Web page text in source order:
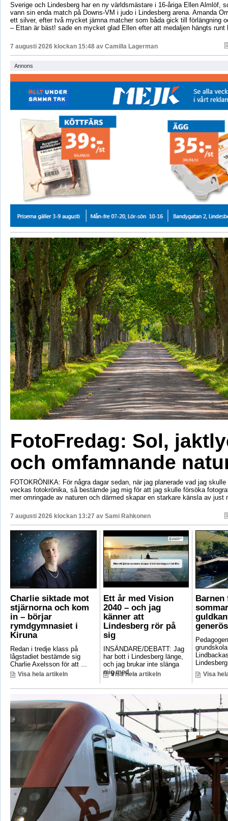
Sverige och Lindesberg har en ny världsmästare i 16-åriga Ellen Almlöf,
vann sin enda match på Downs-VM i judo i Lindesberg arena. Amanda
ett silver, efter två mycket jämna matcher som båda gick till förlängning
– Ettan är bäst! sade en mycket glad Ellen efter att medaljen hängts runt
7 augusti 2026 klockan 15:48 av Camilla Lagerman
Annons
FotoFredag: Sol,
och omfamnande
FOTOKRÖNIKA: För några dagar sedan, när jag planerade vad jag
veckas fotokrönika, så bestämde jag mig för att jag skulle försöka
mer omringade av naturen och därmed skapar en starkare känsla av just
7 augusti 2026 klockan 13:27 av Sami Rahkonen
Charlie siktade mot
stjärnorna och kom
in – börjar
rymdgymnasiet i
Kiruna
Redan i tredje klass på
lågstadiet bestämde sig
Charlie Axelsson för att ...
Visa hela artikeln
Ett år med Vision
2040 – och jag
känner att
Lindesberg rör på
sig
INSÄNDARE/DEBATT: Jag
har bott i Lindesberg länge,
och jag brukar inte slänga
mig med ...
Visa hela artikeln
Barnen
Visa